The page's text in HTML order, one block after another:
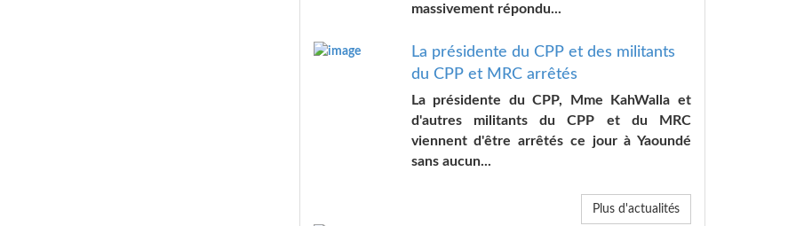
massivement répondu...
La présidente du CPP et des militants
du CPP et MRC arrêtés
La présidente du CPP, Mme KahWalla et
d'autres militants du CPP et du MRC
viennent d'être arrêtés ce jour à Yaoundé
sans aucun...
Plus d'actualités